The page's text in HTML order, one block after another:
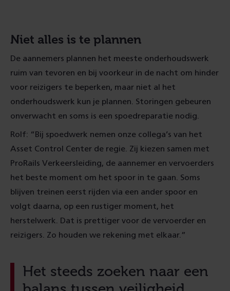
Niet alles is te plannen
De aannemers plannen het meeste onderhoudswerk
ruim van tevoren en bij voorkeur in de nacht om hinder
voor reizigers te beperken, maar niet al het
onderhoudswerk kun je plannen. Storingen gebeuren
onverwacht en soms is een spoedreparatie nodig.
Rolf: “Bij spoedwerk nemen onze collega’s van het
Asset Control Center de regie. Zij kiezen samen met
ProRails Verkeersleiding, de aannemer en vervoerders
het beste moment om het spoor in te gaan. Soms
blijven treinen eerst rijden via een ander spoor en
volgt daarna, op een rustiger moment, het
herstelwerk. Dat is prettiger voor de vervoerder en
reizigers. Zo houden we rekening met elkaar.”
Het steeds zoeken naar een